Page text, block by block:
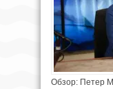
Обзор: Петер